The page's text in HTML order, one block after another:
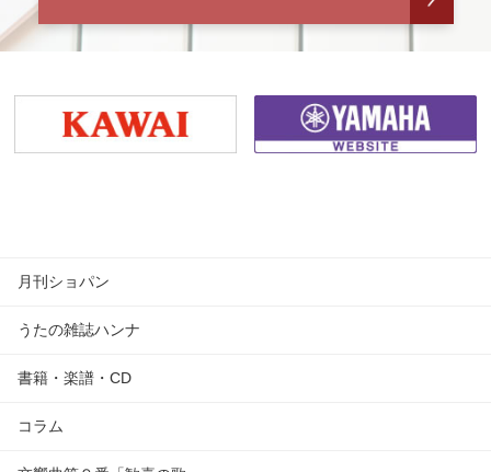
月刊ショパン
うたの雑誌ハンナ
書籍・楽譜・CD
コラム